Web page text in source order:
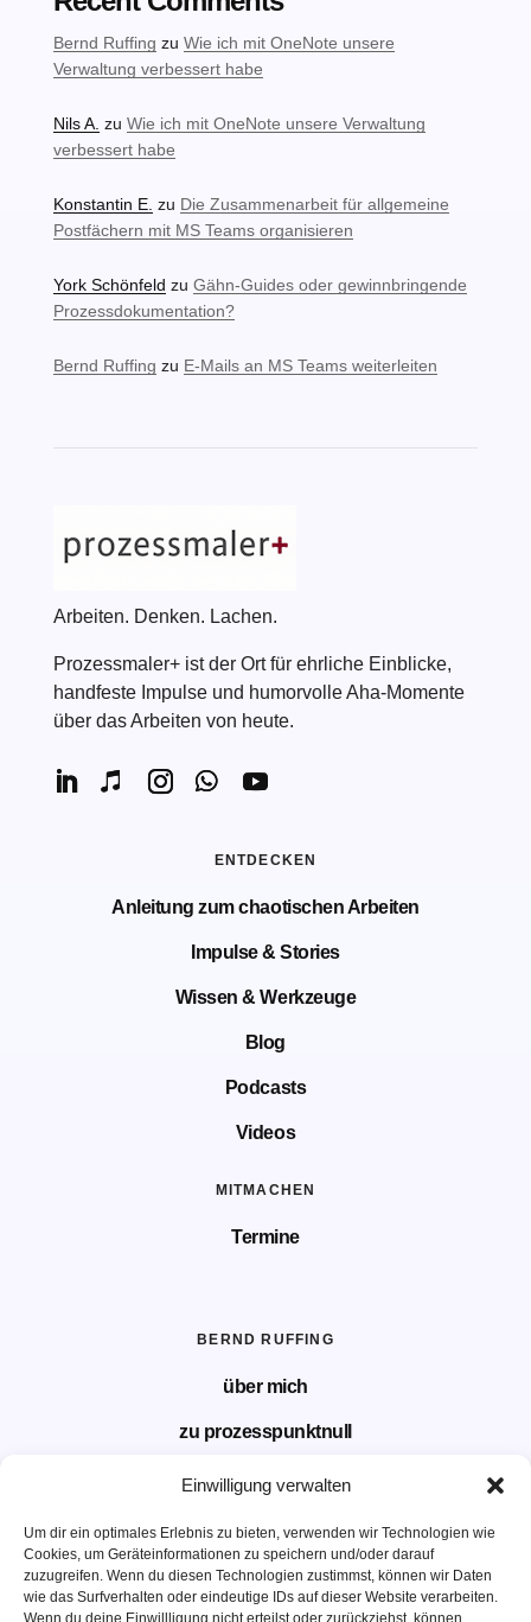
Einwilligung verwalten
Um dir ein optimales Erlebnis zu bieten, verwenden wir Technologien wie
Cookies, um Geräteinformationen zu speichern und/oder darauf
zuzugreifen. Wenn du diesen Technologien zustimmst, können wir Daten
wie das Surfverhalten oder eindeutige IDs auf dieser Website verarbeiten.
Wenn du deine Einwillligung nicht erteilst oder zurückziehst, können
Bernd Ruffing zu Wie ich mit OneNote unsere
Verwaltung verbessert habe
Nils A. zu Wie ich mit OneNote unsere Verwaltung
verbessert habe
Konstantin E. zu Die Zusammenarbeit für allgemeine
Postfächern mit MS Teams organisieren
York Schönfeld zu Gähn-Guides oder gewinnbringende
Prozessdokumentation?
Bernd Ruffing zu E-Mails an MS Teams weiterleiten
Arbeiten. Denken. Lachen.
Prozessmaler+ ist der Ort für ehrliche Einblicke,
handfeste Impulse und humorvolle Aha-Momente
über das Arbeiten von heute.
ENTDECKEN
Anleitung zum chaotischen Arbeiten
Impulse & Stories
Wissen & Werkzeuge
Blog
Podcasts
Videos
MITMACHEN
Termine
BERND RUFFING
über mich
zu prozesspunktnull
Kontakt
Powered by